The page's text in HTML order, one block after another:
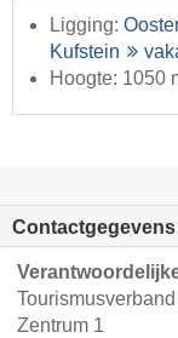
Ligging:
Kufstein
Hoogte: 1050
Zentrum 1